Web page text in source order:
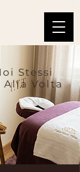
Stessi
Alla Volta